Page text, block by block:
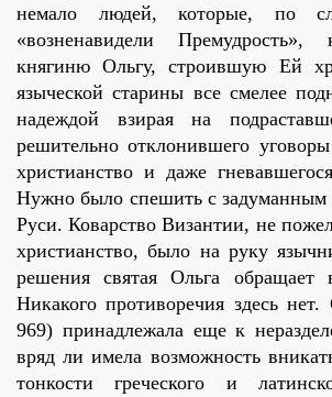
немало людей, которые, по
«возненавидели
княгиню Ольгу, строившую Ей
языческой старины все смелее
надеждой взирая на
решительно отклонившего
христианство и даже
Нужно было спешить с
Руси. Коварство Византии, не
христианство, было на руку
решения святая Ольга обращает
Никакого противоречия здесь
969) принадлежала еще к
вряд ли имела возможность
тонкости греческого и